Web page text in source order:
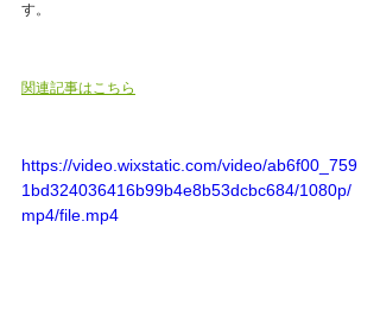
す。
関連記事はこちら
https://video.wixstatic.com/video/ab6f00_759
1bd324036416b99b4e8b53dcbc684/1080p/
mp4/file.mp4